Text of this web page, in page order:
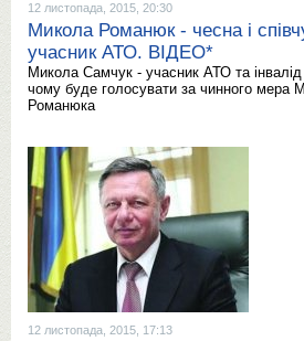
12 листопада, 2015, 20:30
Микола Романюк - чесна і
учасник АТО. ВІДЕО*
Микола Самчук - учасник АТО та інвалід
чому буде голосувати за чинного мера
Романюка
12 листопада, 2015, 17:13